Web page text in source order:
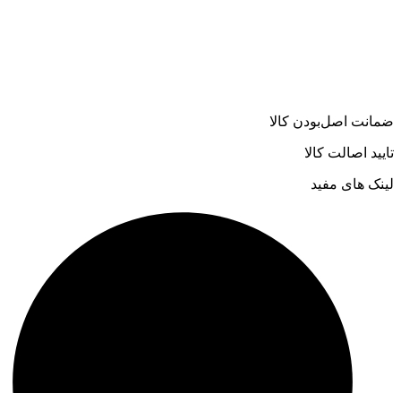
ضمانت اصل‌بودن کالا
تایید اصالت کالا
لینک های مفید